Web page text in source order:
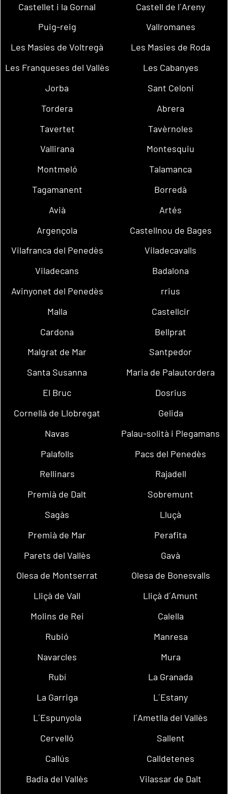
Castellet i la Gornal
Castell de l´Areny
Puig-reig
Vallromanes
Les Masíes de Voltregà
Les Masies de Roda
Les Franqueses del Vallès
Les Cabanyes
Jorba
Sant Celoni
Tordera
Abrera
Tavertet
Tavèrnoles
Vallirana
Montesquiu
Montmeló
Talamanca
Tagamanent
Borredà
Avià
Artés
Argençola
Castellnou de Bages
Vilafranca del Penedès
Viladecavalls
Viladecans
Badalona
Avinyonet del Penedès
rrius
Malla
Castellcir
Cardona
Bellprat
Malgrat de Mar
Santpedor
Santa Susanna
Maria de Palautordera
El Bruc
Dosrius
Cornellà de Llobregat
Gelida
Navas
Palau-solità i Plegamans
Palafolls
Pacs del Penedès
Rellinars
Rajadell
Premià de Dalt
Sobremunt
Sagàs
Lluçà
Premià de Mar
Perafita
Parets del Vallès
Gavà
Olesa de Montserrat
Olesa de Bonesvalls
Lliçà de Vall
Lliçà d´Amunt
Molins de Rei
Calella
Rubió
Manresa
Navarcles
Mura
Rubí
La Granada
La Garriga
L´Estany
L´Espunyola
l´Ametlla del Vallès
Cervelló
Sallent
Callús
Calldetenes
Badia del Vallès
Vilassar de Dalt